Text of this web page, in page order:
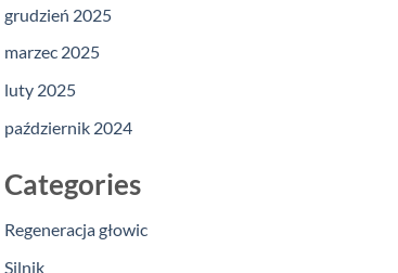
grudzień 2025
marzec 2025
luty 2025
październik 2024
Categories
Regeneracja głowic
Silnik